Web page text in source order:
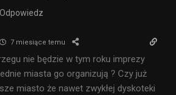
Odpowiedz
7 miesiące temu
nie będzie w tym roku imprezy
miasta go organizują ? Czy już
miasto że nawet zwykłej dyskoteki